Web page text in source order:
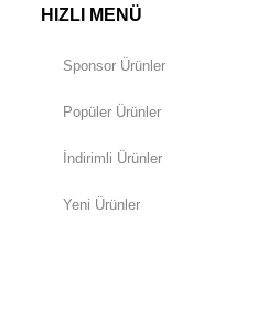
HIZLI MENÜ
Sponsor Ürünler
Popüler Ürünler
İndirimli Ürünler
Yeni Ürünler